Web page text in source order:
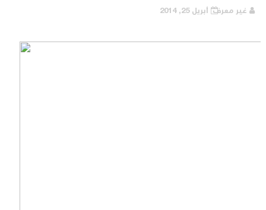
غير معرف أبريل 25, 2014